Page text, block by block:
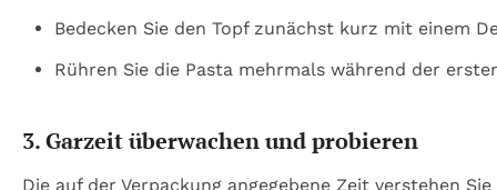
Bedecken Sie den Topf zunächst kurz mit einem
Rühren Sie die Pasta mehrmals während der
3. Garzeit überwachen und probieren
Die auf der Verpackung angegebene Zeit verstehen